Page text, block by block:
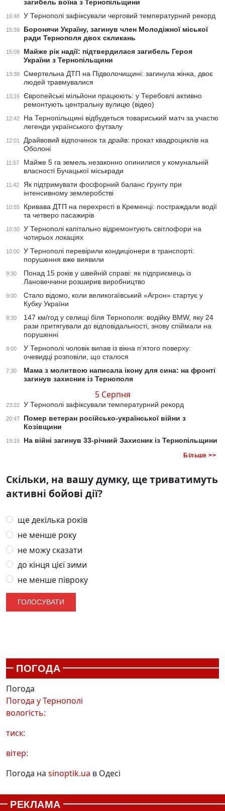
загибель воїна з Тернопільщини
16:48 У Тернополі зафіксували черговий температурний рекорд
15:39
Боронячи Україну, загинув член Молодіжної міської
ради Тернополя двох скликань
15:09
Майже рік надії: підтвердилася загибель Героя
України з Тернопільщини
13:38
Смертельна ДТП на Підволочищині: загинула жінка, двоє
людей травмувалися
13:16
Європейські мільйони працюють: у Теребовлі активно
ремонтують центральну вулицю (відео)
12:42
На Тернопільщині відбудеться товариський матч за участю
легенди українського футзалу
12:01
Драйвовий відпочинок та драйв: прокат квадроциклів на
Оболоні
11:57
Майже 5 га земель незаконно опинилися у комунальній
власності Бучацької міськради
11:42
Як підтримувати фосфорний баланс ґрунту при
інтенсивному землеробстві
10:55
Кривава ДТП на перехресті в Кременці: постраждали водії
та четверо пасажирів
10:30
У Тернополі капітально відремонтують світлофори на
чотирьох локаціях
10:00
У Тернополі перевірили кондиціонери в транспорті:
порушення вже виявили
9:30
Понад 15 років у швейній справі: як підприємець із
Лановеччини розширив виробництво
9:00
Стало відомо, коли великогаївський «Агрон» стартує у
Кубку України
8:30
147 км/год у селищі біля Тернополя: водійку BMW, яку 24
рази притягували до відповідальності, знову спіймали на
порушенні
8:00
У Тернополі чоловік випав із вікна п’ятого поверху:
очевидці розповіли, що сталося
7:30
Мама з молитвою написала ікону для сина: на фронті
загинув захисник із Тернополя
5 Серпня
23:22 У Тернополі зафіксували температурний рекорд
20:47
Помер ветеран російсько-української війни з
Козівщини
19:15 На війні загинув 33-річний Захисник із Тернопільщини
Більше >>
Скільки, на вашу думку, ще триватимуть
активні бойові дії?
ще декілька років
не менше року
не можу сказати
до кінця цієї зими
не менше півроку
ПОГОДА
Погода
Погода уТернополі
вологість:
тиск:
вітер:
Погода на sinoptik.ua в Одесі
РЕКЛАМА